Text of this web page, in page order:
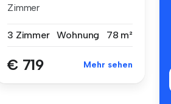
Zimmer
3 Zimmer
Wohnung 78 m²
€ 719 Mehr sehen